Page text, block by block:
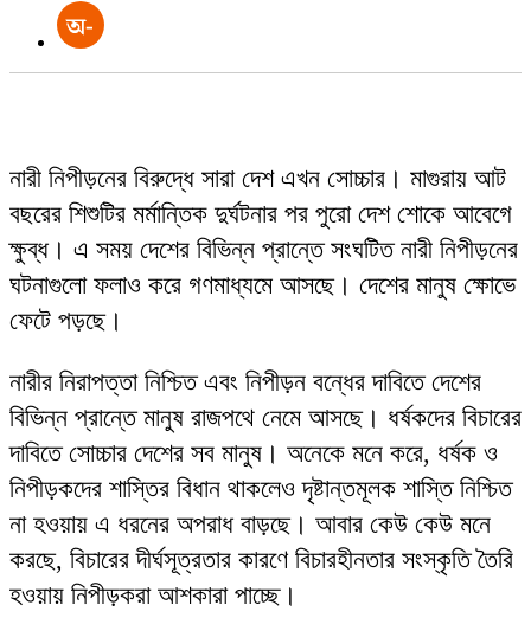
নারী নিপীড়নের বিরুদ্ধে সারা দেশ এখন সোচ্চার। মাগুরায় আট
বছরের শিশুটির মর্মান্তিক দুর্ঘটনার পর পুরো দেশ শোকে আবেগে
ক্ষুব্ধ। এ সময় দেশের বিভিন্ন প্রান্তে সংঘটিত নারী নিপীড়নের
ঘটনাগুলো ফলাও করে গণমাধ্যমে আসছে। দেশের মানুষ ক্ষোভে
ফেটে পড়ছে।
নারীর নিরাপত্তা নিশ্চিত এবং নিপীড়ন বন্ধের দাবিতে দেশের
বিভিন্ন প্রান্তে মানুষ রাজপথে নেমে আসছে। ধর্ষকদের বিচারের
দাবিতে সোচ্চার দেশের সব মানুষ। অনেকে মনে করে, ধর্ষক ও
নিপীড়কদের শাস্তির বিধান থাকলেও দৃষ্টান্তমূলক শাস্তি নিশ্চিত
না হওয়ায় এ ধরনের অপরাধ বাড়ছে। আবার কেউ কেউ মনে
করছে, বিচারের দীর্ঘসূত্রতার কারণে বিচারহীনতার সংস্কৃতি তৈরি
হওয়ায় নিপীড়করা আশকারা পাচ্ছে।